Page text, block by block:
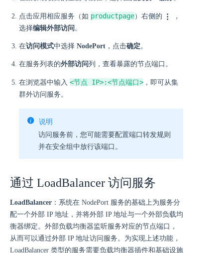
点击应用相应服务（如 productpage）右侧的
，
选择编辑外部访问 。
在访问模式中选择 NodePort ，点击确定。
在服务列表的外部访问列，查看暴露的节点端口。
在浏览器中输入 <节点 IP>:<节点端口> ，即可从集
群外访问服务。
说明
访问服务前，您可能需要配置端口转发规则
并在安全组中放行该端口。
通过 LoadBalancer 访问服务
LoadBalancer ：系统在 NodePort 服务的基础上为服务分
配一个外部 IP 地址，并将外部 IP 地址与一个外部负载均
衡器绑定。外部负载均衡器监听服务对应的节点端口，
从而可以通过外部 IP 地址访问服务。为实现上述功能，
LoadBalancer 类型的服务需要负载均衡器插件和基础设施